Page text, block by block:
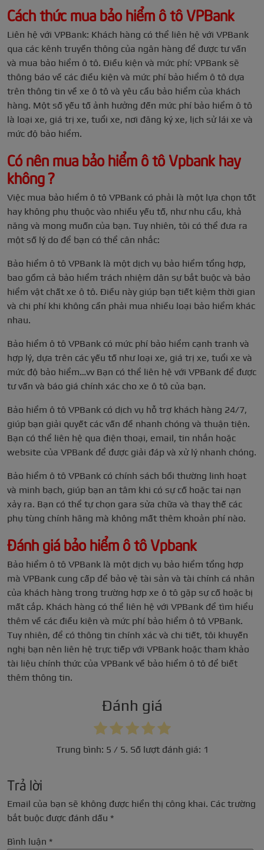
Cách thức mua bảo hiểm ô tô VPBank
Liên hệ với VPBank: Khách hàng có thể liên hệ với VPBank
qua các kênh truyền thông của ngân hàng để được tư vấn
và mua bảo hiểm ô tô. Điều kiện và mức phí: VPBank sẽ
thông báo về các điều kiện và mức phí bảo hiểm ô tô dựa
trên thông tin về xe ô tô và yêu cầu bảo hiểm của khách
hàng. Một số yếu tố ảnh hưởng đến mức phí bảo hiểm ô tô
là loại xe, giá trị xe, tuổi xe, nơi đăng ký xe, lịch sử lái xe và
mức độ bảo hiểm.
Có nên mua bảo hiểm ô tô Vpbank hay
không ?
Việc mua bảo hiểm ô tô VPBank có phải là một lựa chọn tốt
hay không phụ thuộc vào nhiều yếu tố, như nhu cầu, khả
năng và mong muốn của bạn. Tuy nhiên, tôi có thể đưa ra
một số lý do để bạn có thể cân nhắc:
Bảo hiểm ô tô VPBank là một dịch vụ bảo hiểm tổng hợp,
bao gồm cả bảo hiểm trách nhiệm dân sự bắt buộc và bảo
hiểm vật chất xe ô tô. Điều này giúp bạn tiết kiệm thời gian
và chi phí khi không cần phải mua nhiều loại bảo hiểm khác
nhau.
Bảo hiểm ô tô VPBank có mức phí bảo hiểm cạnh tranh và
hợp lý, dựa trên các yếu tố như loại xe, giá trị xe, tuổi xe và
mức độ bảo hiểm…vv Bạn có thể liên hệ với VPBank để được
tư vấn và báo giá chính xác cho xe ô tô của bạn.
Bảo hiểm ô tô VPBank có dịch vụ hỗ trợ khách hàng 24/7,
giúp bạn giải quyết các vấn đề nhanh chóng và thuận tiện.
Bạn có thể liên hệ qua điện thoại, email, tin nhắn hoặc
website của VPBank để được giải đáp và xử lý nhanh chóng.
Bảo hiểm ô tô VPBank có chính sách bồi thường linh hoạt
và minh bạch, giúp bạn an tâm khi có sự cố hoặc tai nạn
xảy ra. Bạn có thể tự chọn gara sửa chữa và thay thế các
phụ tùng chính hãng mà không mất thêm khoản phí nào.
Đánh giá bảo hiểm ô tô Vpbank
Bảo hiểm ô tô VPBank là một dịch vụ bảo hiểm tổng hợp
mà VPBank cung cấp để bảo vệ tài sản và tài chính cá nhân
của khách hàng trong trường hợp xe ô tô gặp sự cố hoặc bị
mất cắp. Khách hàng có thể liên hệ với VPBank để tìm hiểu
thêm về các điều kiện và mức phí bảo hiểm ô tô VPBank.
Tuy nhiên, để có thông tin chính xác và chi tiết, tôi khuyến
nghị bạn nên liên hệ trực tiếp với VPBank hoặc tham khảo
tài liệu chính thức của VPBank về bảo hiểm ô tô để biết
thêm thông tin.
Đánh giá
Trung bình: 5 / 5. Số lượt đánh giá: 1
Trả lời
Email của bạn sẽ không được hiển thị công khai. Các trường
bắt buộc được đánh dấu *
Bình luận *